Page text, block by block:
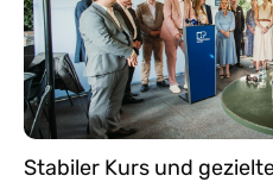
Stabiler Kurs und